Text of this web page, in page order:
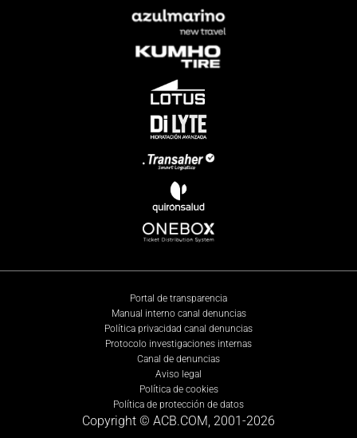
Portal de transparencia
Manual interno canal denuncias
Política privacidad canal denuncias
Protocolo investigaciones internas
Canal de denuncias
Aviso legal
Política de cookies
Política de protección de datos
Copyright © ACB.COM, 2001-2026